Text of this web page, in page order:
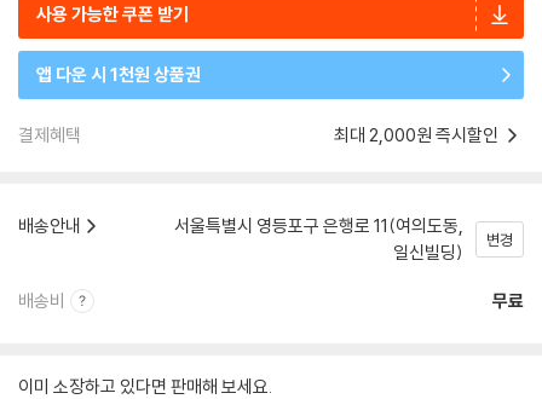
사용 가능한 쿠폰 받기
앱 다운 시 1천원 상품권
결제혜택 최대 2,000원 즉시할인
배송안내
서울특별시 영등포구 은행로 11(여의도동,
일신빌딩)
변경
배송비 무료
이미 소장하고 있다면 판매해 보세요.